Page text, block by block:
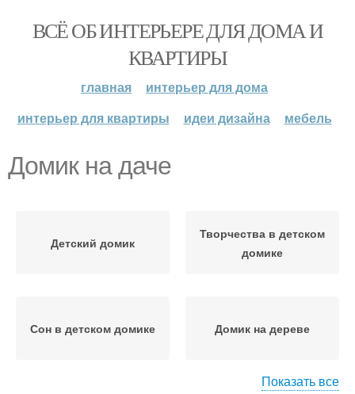
ВСЁ ОБ ИНТЕРЬЕРЕ ДЛЯ ДОМА И
КВАРТИРЫ
главная
интерьер для дома
интерьер для квартиры
идеи дизайна мебель
Домик на даче
Детский домик
Творчества в детском
домике
Сон в детском домике Домик на дереве
Показать все